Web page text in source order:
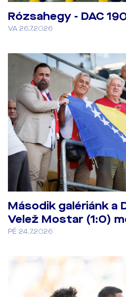
Rózsahegy - DAC
VA 26.7.2026
Második galériánk a
Velež Mostar (1:0)
PÉ 24.7.2026